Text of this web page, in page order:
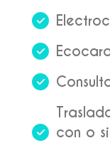
con o